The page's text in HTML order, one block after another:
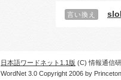
言い換え
日本語ワードネット1.1版 (C) 情報通信
WordNet 3.0 Copyright 2006 by